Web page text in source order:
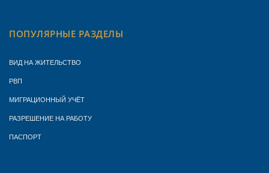
ПОПУЛЯРНЫЕ РАЗДЕЛЫ
ВИД НА ЖИТЕЛЬСТВО
РВП
МИГРАЦИОННЫЙ УЧЁТ
РАЗРЕШЕНИЕ НА РАБОТУ
ПАСПОРТ